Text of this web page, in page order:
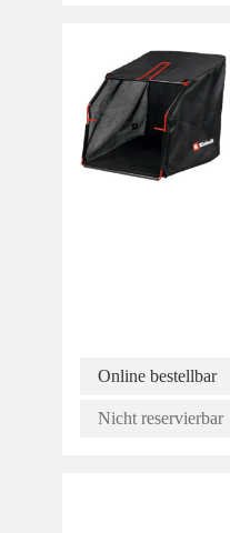
Online bestellbar
Nicht reservierbar